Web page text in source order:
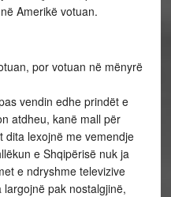
Amerikë votuan.
por votuan në mënyrë
vendin edhe prindët e
atdheu, kanë mall për
dita lexojnë me vemendje
e Shqipërisë nuk ja
e ndryshme televizive
pak nostalgjinë,